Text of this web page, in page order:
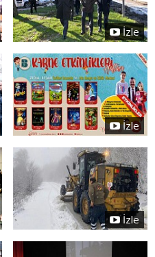
İzle
İzle
İzle